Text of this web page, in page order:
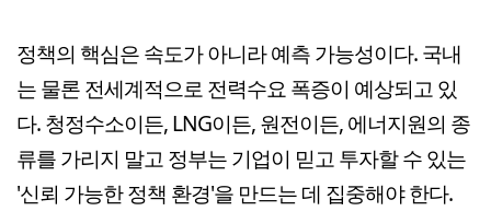
정책의 핵심은 속도가 아니라 예측 가능성이다. 국내
는 물론 전세계적으로 전력수요 폭증이 예상되고 있
다. 청정수소이든, LNG이든, 원전이든, 에너지원의 종
류를 가리지 말고 정부는 기업이 믿고 투자할 수 있는
'신뢰 가능한 정책 환경'을 만드는 데 집중해야 한다.